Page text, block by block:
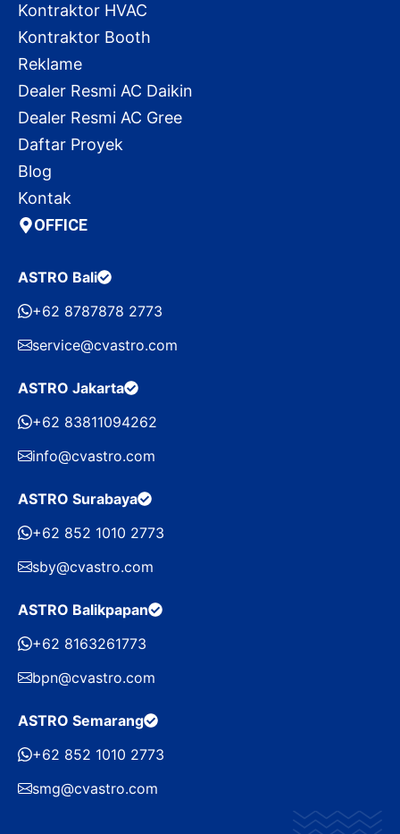
Kontraktor HVAC
Kontraktor Booth
Reklame
Dealer Resmi AC Daikin
Dealer Resmi AC Gree
Daftar Proyek
Blog
Kontak
OFFICE
ASTRO Bali
+62 8787878 2773
service@cvastro.com
ASTRO Jakarta
+62 83811094262
info@cvastro.com
ASTRO Surabaya
+62 852 1010 2773
sby@cvastro.com
ASTRO Balikpapan
+62 8163261773
bpn@cvastro.com
ASTRO Semarang
+62 852 1010 2773
smg@cvastro.com